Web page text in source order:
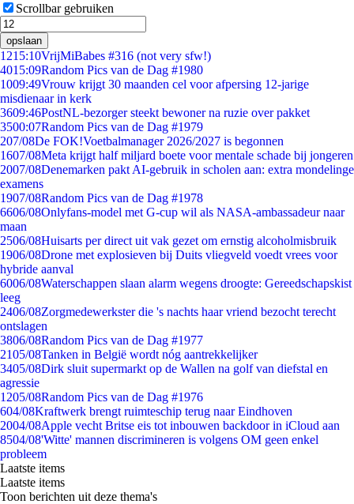
Scrollbar gebruiken
opslaan
1215:10VrijMiBabes #316 (not very sfw!)
4015:09Random Pics van de Dag #1980
1009:49Vrouw krijgt 30 maanden cel voor afpersing 12-jarige
misdienaar in kerk
3609:46PostNL-bezorger steekt bewoner na ruzie over pakket
3500:07Random Pics van de Dag #1979
207/08De FOK!Voetbalmanager 2026/2027 is begonnen
1607/08Meta krijgt half miljard boete voor mentale schade bij jongeren
2007/08Denemarken pakt AI-gebruik in scholen aan: extra mondelinge
examens
1907/08Random Pics van de Dag #1978
6606/08Onlyfans-model met G-cup wil als NASA-ambassadeur naar
maan
2506/08Huisarts per direct uit vak gezet om ernstig alcoholmisbruik
1906/08Drone met explosieven bij Duits vliegveld voedt vrees voor
hybride aanval
6006/08Waterschappen slaan alarm wegens droogte: Gereedschapskist
leeg
2406/08Zorgmedewerkster die 's nachts haar vriend bezocht terecht
ontslagen
3806/08Random Pics van de Dag #1977
2105/08Tanken in België wordt nóg aantrekkelijker
3405/08Dirk sluit supermarkt op de Wallen na golf van diefstal en
agressie
1205/08Random Pics van de Dag #1976
604/08Kraftwerk brengt ruimteschip terug naar Eindhoven
2004/08Apple vecht Britse eis tot inbouwen backdoor in iCloud aan
8504/08'Witte' mannen discrimineren is volgens OM geen enkel
probleem
Laatste items
Laatste items
Toon berichten uit deze thema's